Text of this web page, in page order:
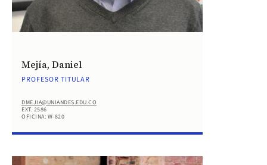
Mejía, Daniel
PROFESOR TITULAR
DMEJIA@UNIANDES.EDU.CO
EXT. 2586
OFICINA: W-820